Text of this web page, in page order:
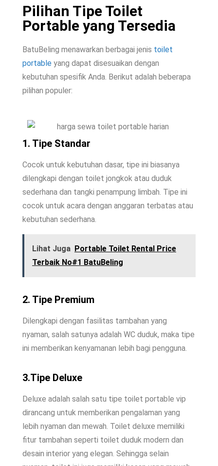
Pilihan Tipe Toilet
Portable yang Tersedia
BatuBeling menawarkan berbagai jenis toilet
portable yang dapat disesuaikan dengan
kebutuhan spesifik Anda. Berikut adalah beberapa
pilihan populer:
1. Tipe Standar
Cocok untuk kebutuhan dasar, tipe ini biasanya
dilengkapi dengan toilet jongkok atau duduk
sederhana dan tangki penampung limbah. Tipe ini
cocok untuk acara dengan anggaran terbatas atau
kebutuhan sederhana.
Lihat Juga Portable Toilet Rental Price
Terbaik No#1 BatuBeling
2. Tipe Premium
Dilengkapi dengan fasilitas tambahan yang
nyaman, salah satunya adalah WC duduk, maka tipe
ini memberikan kenyamanan lebih bagi pengguna.
3.Tipe Deluxe
Deluxe adalah salah satu tipe toilet portable vip
dirancang untuk memberikan pengalaman yang
lebih nyaman dan mewah. Toilet deluxe memiliki
fitur tambahan seperti toilet duduk modern dan
desain interior yang elegan. Sehingga selain